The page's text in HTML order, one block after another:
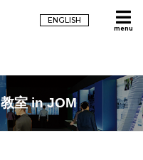
ENGLISH
menu
室 in JOM